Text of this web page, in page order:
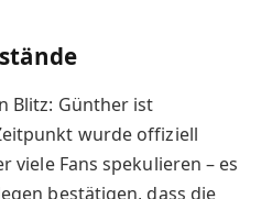
Blitz: Günther ist
wurde offiziell
viele Fans spekulieren – es
bestätigen, dass die